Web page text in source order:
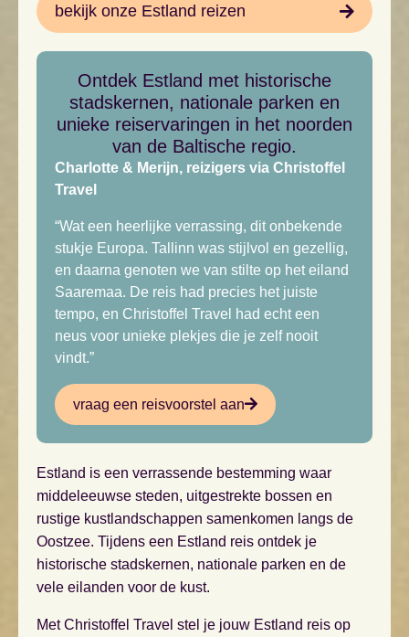
bekijk onze Estland reizen
Ontdek Estland met historische
stadskernen, nationale parken en
unieke reiservaringen in het noorden
van de Baltische regio.
Charlotte & Merijn, reizigers via Christoffel
Travel
“Wat een heerlijke verrassing, dit onbekende
stukje Europa. Tallinn was stijlvol en gezellig,
en daarna genoten we van stilte op het eiland
Saaremaa. De reis had precies het juiste
tempo, en Christoffel Travel had echt een
neus voor unieke plekjes die je zelf nooit
vindt.”
vraag een reisvoorstel aan
Estland is een verrassende bestemming waar
middeleeuwse steden, uitgestrekte bossen en
rustige kustlandschappen samenkomen langs de
Oostzee. Tijdens een Estland reis ontdek je
historische stadskernen, nationale parken en de
vele eilanden voor de kust.
Met Christoffel Travel stel je jouw Estland reis op